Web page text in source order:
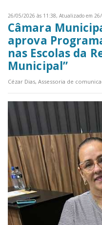
26/05/2026 às 11:38, Atualizado em
Câmara
aprova
nas Escolas da
Municipal”
Cézar Dias, Assessoria de